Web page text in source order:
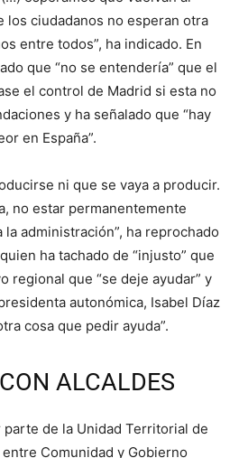
los ciudadanos no esperan otra
entre todos”, ha indicado. En
que “no se entendería” que el
el control de Madrid si esta no
y ha señalado que “hay
en España”.
ni que se vaya a producir.
no estar permanentemente
la administración”, ha reprochado
ha tachado de “injusto” que
regional que “se deje ayudar” y
autonómica, Isabel Díaz
cosa que pedir ayuda”.
ALCALDES
parte de la Unidad Territorial de
Comunidad y Gobierno